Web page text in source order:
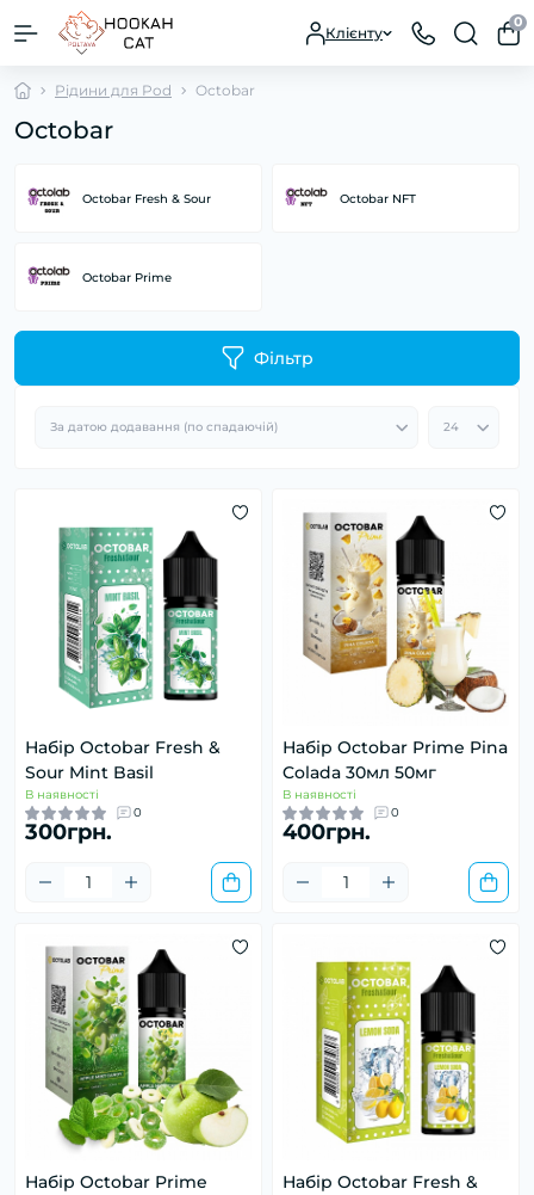
Клієнту
0
Рідини для Pod Octobar
Octobar
Octobar Fresh & Sour Octobar NFT
Octobar Prime
Фільтр
Набір Octobar Fresh &
Sour Mint Basil
В наявності
0
300грн.
Набір Octobar Prime Pina
Colada 30мл 50мг
В наявності
0
400грн.
Набір Octobar Prime
Набір Octobar Fresh &